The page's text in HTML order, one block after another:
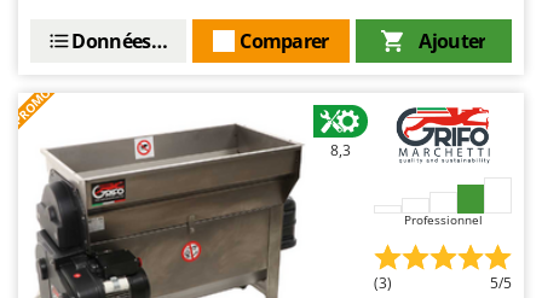
Officine Savioli
OMA
Omas
Ompagrill
Ooni
Ajouter
Comparer
Données techniques
PROMO
8,3
Professionnel
(3) 5/5